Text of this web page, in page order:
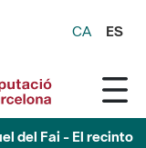
CA ES
del Fai - El recinto